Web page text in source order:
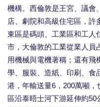
機構。西倫敦是王宮、議會
店、劇院和高級住宅區，許
東區是碼頭、工業區和工人
市，大倫敦的工業從業人員
用機械與電機著稱；還有飛
學、服裝、造紙、印刷、食
港，年輸送量6，200萬噸
區沿泰晤士河下游延伸約